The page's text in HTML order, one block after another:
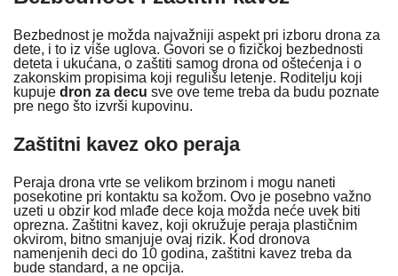
Bezbednost je možda najvažniji aspekt pri izboru drona za
dete, i to iz više uglova. Govori se o fizičkoj bezbednosti
deteta i ukućana, o zaštiti samog drona od oštećenja i o
zakonskim propisima koji regulišu letenje. Roditelju koji
kupuje dron za decu sve ove teme treba da budu poznate
pre nego što izvrši kupovinu.
Zaštitni kavez oko peraja
Peraja drona vrte se velikom brzinom i mogu naneti
posekotine pri kontaktu sa kožom. Ovo je posebno važno
uzeti u obzir kod mlađe dece koja možda neće uvek biti
oprezna. Zaštitni kavez, koji okružuje peraja plastičnim
okvirom, bitno smanjuje ovaj rizik. Kod dronova
namenjenih deci do 10 godina, zaštitni kavez treba da
bude standard, a ne opcija.